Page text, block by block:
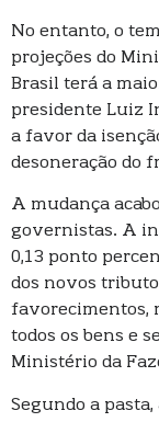
No entanto, o
projeções do
Brasil terá a
presidente Luiz
a favor da
desoneração do
A mudança
governistas. A
0,13 ponto
dos novos
favorecimentos,
todos os bens e
Ministério da
Segundo a